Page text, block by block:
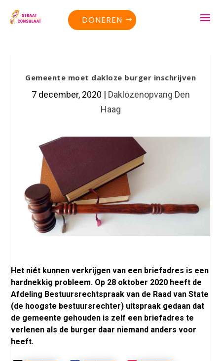
DONEREN
Gemeente moet dakloze burger inschrijven
7 december, 2020 | Daklozenopvang Den
Haag
Het niét kunnen verkrijgen van een briefadres is een
hardnekkig probleem. Op 28 oktober 2020 heeft de
Afdeling Bestuursrechtspraak van de Raad van State
(de hoogste bestuursrechter) uitspraak gedaan dat
de gemeente gehouden is zelf een briefadres te
verlenen als de burger daar niemand anders voor
heeft.